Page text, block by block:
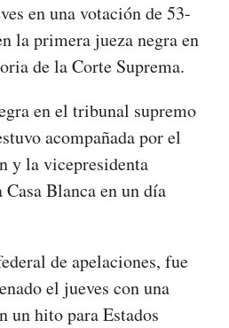
en una votación de 53-
la primera jueza negra en
de la Corte Suprema.
en el tribunal supremo
acompañada por el
y la vicepresidenta
Blanca en un día
de apelaciones, fue
el jueves con una
un hito para Estados